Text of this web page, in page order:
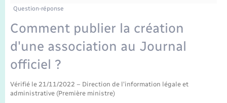
Mariage – PACS
Parrainage civil
Question-réponse
Comment publier la création
d'une association au Journal
officiel ?
Vérifié le 21/11/2022 – Direction de l'information légale et
administrative (Première ministre)